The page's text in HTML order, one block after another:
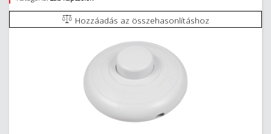
Hozzáadás az összehasonlításhoz